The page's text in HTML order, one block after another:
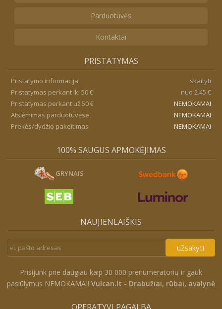
Parduotuvės
Kontaktai
PRISTATYMAS
Pristatymo informacija
skaityti
Pristatymas perkant iki 50 €
nuo 2.45 €
Pristatymas perkant už 50 €
NEMOKAMAI
Atsiėmimas parduotuvėse
NEMOKAMAI
Prekės/dydžio pakeitimas
NEMOKAMAI
100% SAUGUS APMOKĖJIMAS
GRYNAIS
NAUJIENLAIŠKIS
užsakyti
Prisijunk prie daugiau kaip 30 000 prenumeratorių ir gauk
pasiūlymus NEMOKAMAI! Vulcan.lt - Drabužiai, rūbai, avalynė